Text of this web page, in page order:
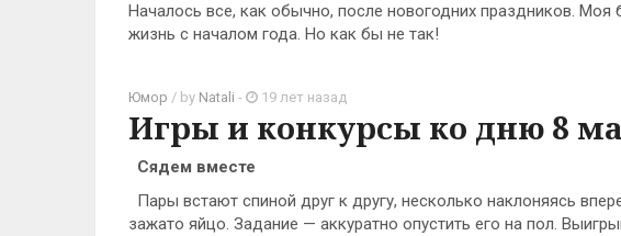
Началось все, как обычно, после новогодних праздников. Моя
жизнь с началом года. Но как бы не так!
Юмор / by Natali - 19 лет назад
Игры и конкурсы ко дню 8
Сядем вместе
Пары встают спиной друг к другу, несколько наклоняясь
зажато яйцо. Задание — аккуратно опустить его на пол.